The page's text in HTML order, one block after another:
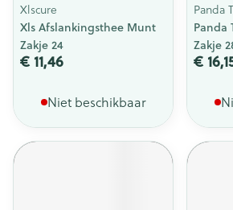
Xlscure
Xls Afslankingsthee Munt
Zakje 24
€ 11,46
Niet beschikbaar
Panda
Panda
Zakje
€